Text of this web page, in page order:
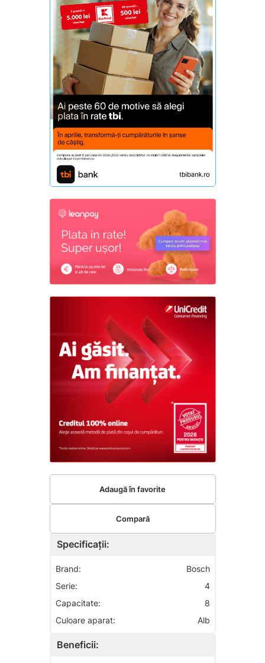
Specificații:
Brand:
Bosch
Serie:
4
Capacitate:
8
Culoare aparat:
Alb
Beneficii:
Adaugă în favorite
Compară